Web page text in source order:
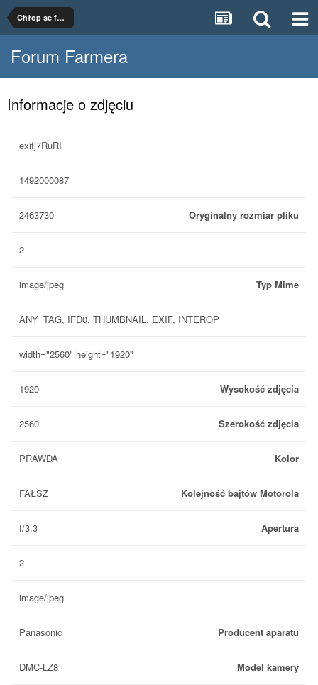
Chłop se fotki dodał!
Forum Farmera
Informacje o zdjęciu
exifj7RuRI
1492000087
Oryginalny rozmiar pliku
2463730
2
Typ Mime
image/jpeg
ANY_TAG, IFD0, THUMBNAIL, EXIF, INTEROP
width="2560" height="1920"
Wysokość zdjęcia
1920
Szerokość zdjęcia
2560
Kolor
PRAWDA
Kolejność bajtów Motorola
FAŁSZ
Apertura
f/3.3
2
image/jpeg
Producent aparatu
Panasonic
Model kamery
DMC-LZ8